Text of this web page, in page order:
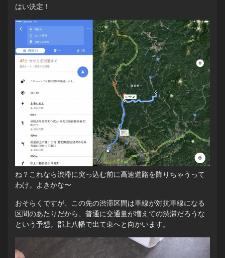
はい決定！
ね？これなら渋滞に突っ込む前に高速道路を降りちゃうって
わけ。よきかな〜
おそらくですが、この先の渋滞区間は車線が対抗車線になる
区間のあたりだから、普通に交通量が増えての渋滞だろうな
という予想。郡上八幡で出て東へと向かいます。